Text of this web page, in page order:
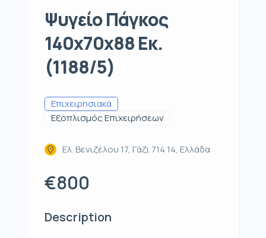
Ψυγείο Πάγκος
140x70x88 Εκ.
(1188/5)
Επιχειρησιακά
Εξοπλισμός Επιχειρήσεων
Ελ. Βενιζέλου 17, Γάζι 714 14, Ελλάδα
€800
Description